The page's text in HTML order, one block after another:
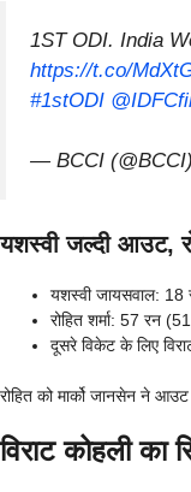
1ST ODI. India
https://t.co/
#1stODI
— BCCI (@BCCI)
यशस्वी जल्दी आउट,
यशस्वी जायसवाल: 18
रोहित शर्मा: 57 रन
दूसरे विकेट के लिए
रोहित को मार्को जानसेन ने
विराट कोहली का